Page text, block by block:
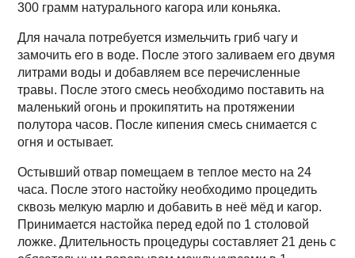
300 грамм натурального кагора или коньяка.
Для начала потребуется измельчить гриб чагу и
замочить его в воде. После этого заливаем его двумя
литрами воды и добавляем все перечисленные
травы. После этого смесь необходимо поставить на
маленький огонь и прокипятить на протяжении
полутора часов. После кипения смесь снимается с
огня и остывает.
Остывший отвар помещаем в теплое место на 24
часа. После этого настойку необходимо процедить
сквозь мелкую марлю и добавить в неё мёд и кагор.
Принимается настойка перед едой по 1 столовой
ложке. Длительность процедуры составляет 21 день с